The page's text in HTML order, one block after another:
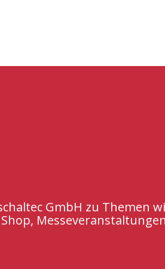
GmbH zu Themen
Messeveranstaltungen